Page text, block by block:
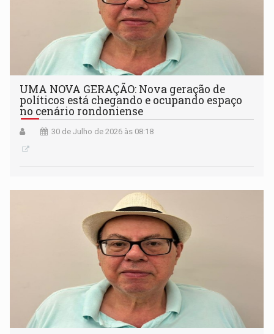
UMA NOVA GERAÇÃO: Nova geração de
políticos está chegando e ocupando espaço
no cenário rondoniense
30 de Julho de 2026 às 08:18